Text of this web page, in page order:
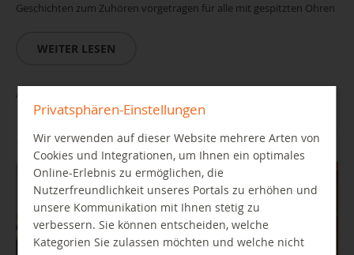
Geschichten zum Zuhören vorgetragen für alle mit gespitzten Ohren
WEITER LESEN
Auf leisen Sohlen... im Yorck
11.08.2026 16:30 Uhr
Privatsphären-Einstellungen
Wir verwenden auf dieser Website mehrere Arten von
Cookies und Integrationen, um Ihnen ein optimales
Online-Erlebnis zu ermöglichen, die
Nutzerfreundlichkeit unseres Portals zu erhöhen und
unsere Kommunikation mit Ihnen stetig zu
verbessern. Sie können entscheiden, welche
Kategorien Sie zulassen möchten und welche nicht